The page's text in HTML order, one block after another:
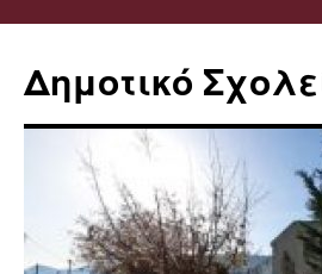
Δημοτικό